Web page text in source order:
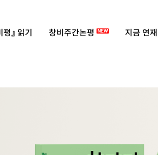
』 읽기 창비주간논평 NEW 지금 연